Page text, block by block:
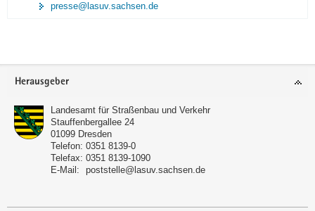
presse@lasuv.sachsen.de
Footer-
Herausgeber
Landesamt für Straßenbau und Verkehr
Stauffenbergallee 24
01099 Dresden
Telefon: 0351 8139-0
Telefax: 0351 8139-1090
E-Mail:
poststelle@lasuv.sachsen.de